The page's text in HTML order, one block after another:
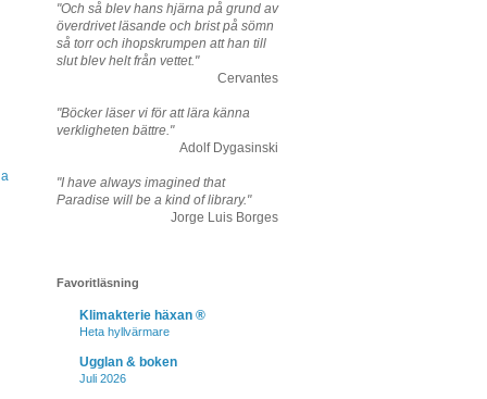
"Och så blev hans hjärna på grund av
överdrivet läsande och brist på sömn
så torr och ihopskrumpen att han till
slut blev helt från vettet."
Cervantes
"Böcker läser vi för att lära känna
verkligheten bättre."
Adolf Dygasinski
"I have always imagined that
Paradise will be a kind of library."
Jorge Luis Borges
Favoritläsning
Klimakterie häxan ®
Heta hyllvärmare
Ugglan & boken
Juli 2026